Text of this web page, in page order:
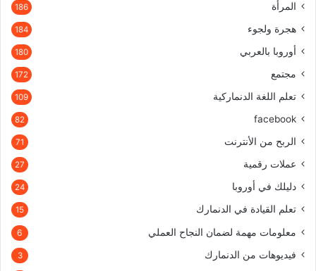
المرأة 186
هجرة ولجوء 184
أوروبا بالعربي 180
مجتمع 172
تعلم اللغة الدنماركية 109
facebook
82
الربح من الأنترنت 71
عملات رقمية 27
دليلك في أوروبا 24
تعلم القيادة في الدنمارك 15
معلومات مهمة لضمان النجاح العملي 6
فيديوهات من الدنمارك 3